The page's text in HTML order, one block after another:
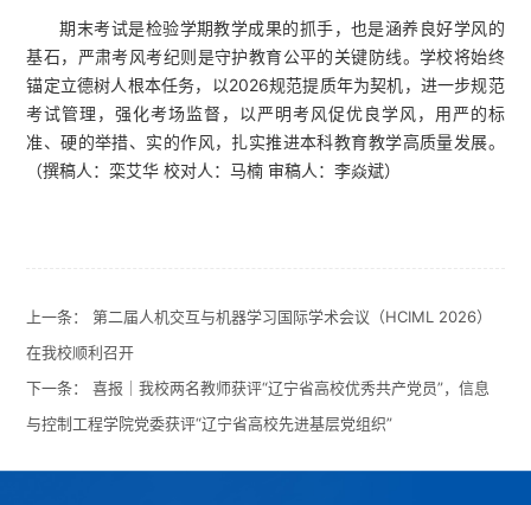
期末考试是检验学期教学成果的抓手，也是涵养良好学风的
基石，严肃考风考纪则是守护教育公平的关键防线。学校将始终
锚定立德树人根本任务，以2026规范提质年为契机，进一步规范
考试管理，强化考场监督，以严明考风促优良学风，用严的标
准、硬的举措、实的作风，扎实推进本科教育教学高质量发展。
（撰稿人：栾艾华 校对人：马楠 审稿人：李焱斌）
上一条：第二届人机交互与机器学习国际学术会议（HCIML 2026）
在我校顺利召开
下一条：喜报｜我校两名教师获评“辽宁省高校优秀共产党员”，信息
与控制工程学院党委获评“辽宁省高校先进基层党组织”